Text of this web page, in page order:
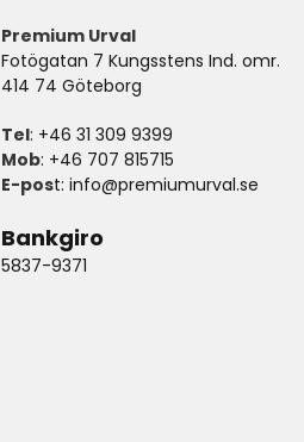
Premium Urval
Fotögatan 7 Kungsstens Ind. omr.
414 74 Göteborg
Tel: +46 31 309 9399
Mob: +46 707 815715
E-post: info@premiumurval.se
Bankgiro
5837-9371